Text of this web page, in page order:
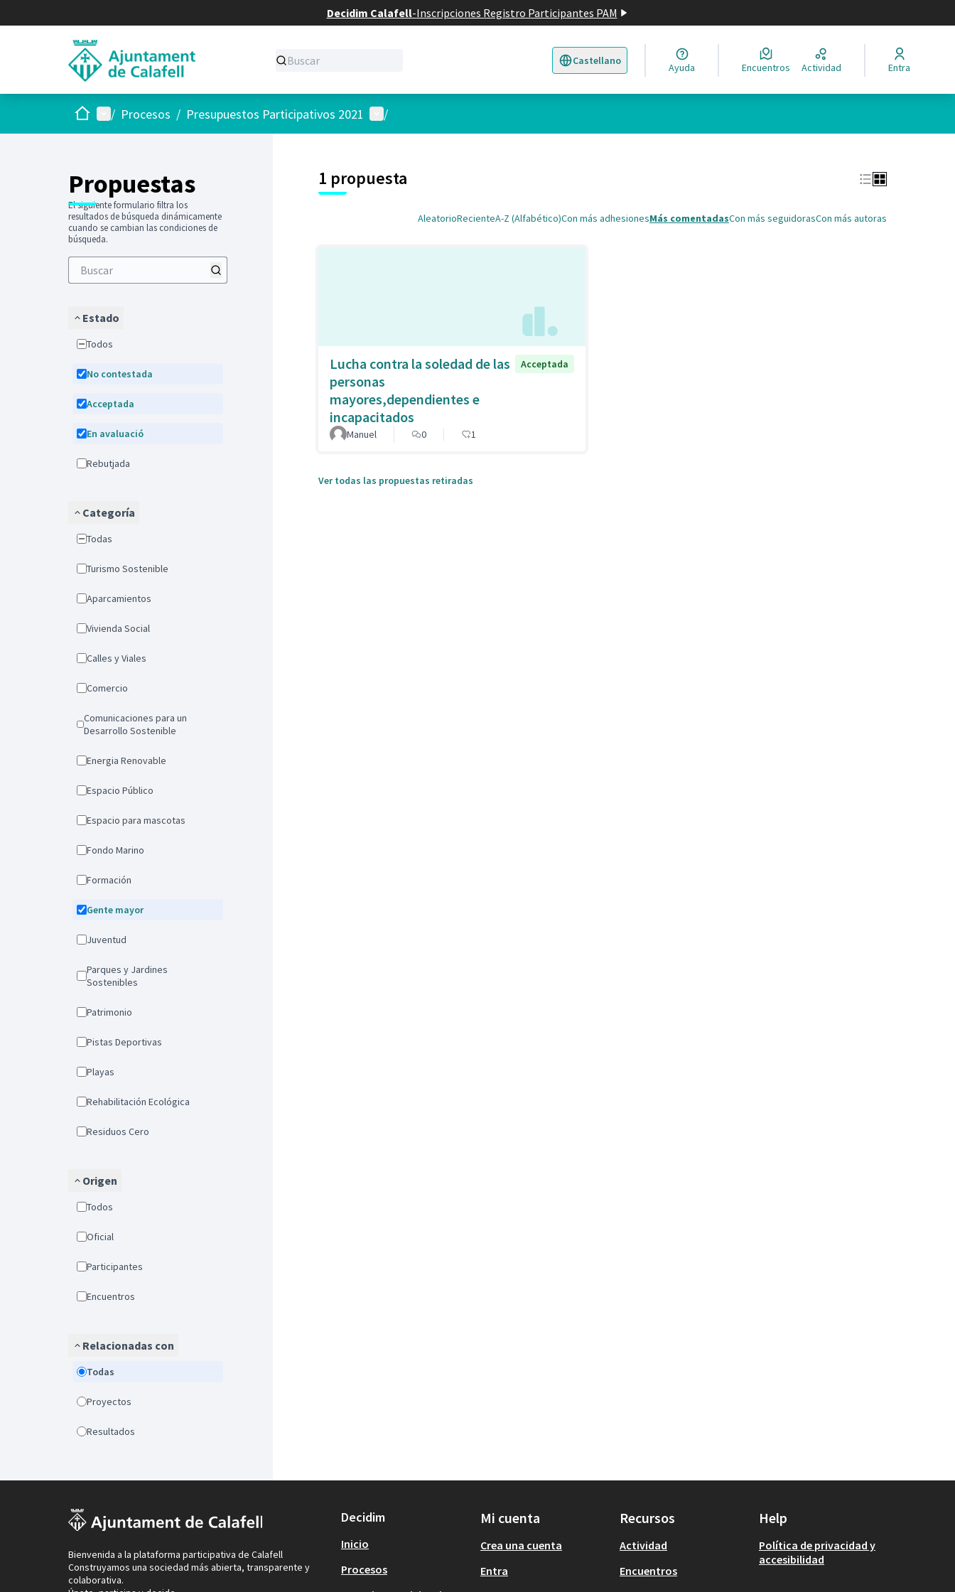
Decidim Calafell-Inscripciones Registro Participantes PAM
Castellano
Triar la llengua Elegir el idioma
Ayuda Encuentros Actividad Entra
InicioMenú principal
/ Procesos / Presupuestos Participativos 2021 Menú de usuario
/
Propuestas
El siguiente formulario filtra los
resultados de búsqueda dinámicamente
cuando se cambian las condiciones de
búsqueda.
Estado
Todos
No contestada
Acceptada
En avaluació
Rebutjada
Categoría
Todas
Turismo Sostenible
Aparcamientos
Vivienda Social
Calles y Viales
Comercio
Comunicaciones para un
Desarrollo Sostenible
Energia Renovable
Espacio Público
Espacio para mascotas
Fondo Marino
Formación
Gente mayor
Juventud
Parques y Jardines
Sostenibles
Patrimonio
Pistas Deportivas
Playas
Rehabilitación Ecológica
Residuos Cero
Origen
Todos
Oficial
Participantes
Encuentros
Relacionadas con
Todas
Proyectos
Resultados
1 propuesta
AleatorioRecienteA-Z (Alfabético)Con más adhesionesMás comentadasCon más seguidorasCon más autoras
Lucha contra la soledad de las
personas
mayores,dependientes e
incapacitados
Acceptada
Manuel 0 1
Ver todas las propuestas retiradas
Bienvenida a la plataforma participativa de Calafell
Construyamos una sociedad más abierta, transparente y
colaborativa.
Decidim
Inicio
Procesos
Mi cuenta
Crea una cuenta
Entra
Recursos
Actividad
Encuentros
Help
Política de privacidad y
accesibilidad